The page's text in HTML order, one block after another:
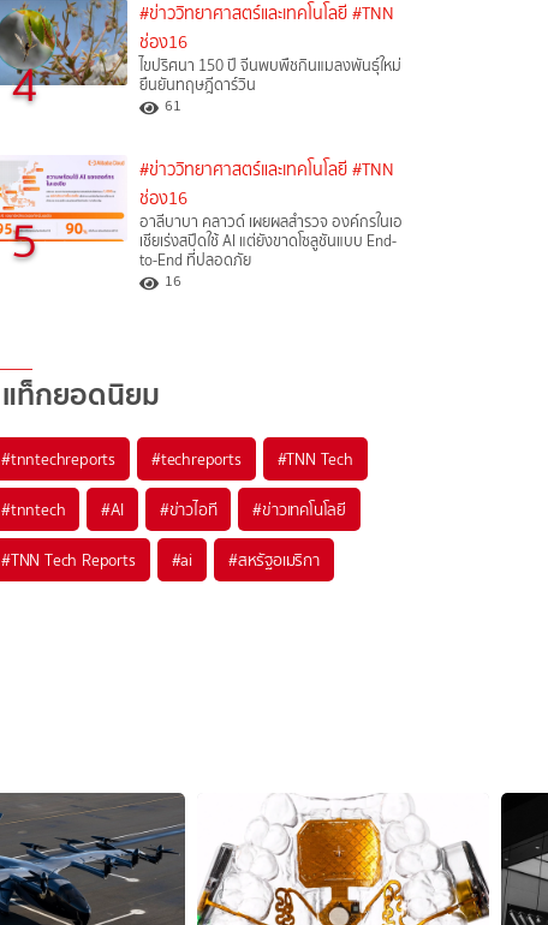
4
#ข่าววิทยาศาสตร์และเทคโนโลยี #TNN
ช่อง16
ไขปริศนา 150 ปี จีนพบพืชกินแมลงพันธุ์ใหม่
ยืนยันทฤษฎีดาร์วิน
61
5
#ข่าววิทยาศาสตร์และเทคโนโลยี #TNN
ช่อง16
อาลีบาบา คลาวด์ เผยผลสำรวจ องค์กรในเอ
เชียเร่งสปีดใช้ AI แต่ยังขาดโซลูชันแบบ End-
to-End ที่ปลอดภัย
16
แท็กยอดนิยม
#tnntechreports #techreports #TNN Tech
#tnntech #AI #ข่าวไอที #ข่าวเทคโนโลยี
#TNN Tech Reports #ai #สหรัฐอเมริกา